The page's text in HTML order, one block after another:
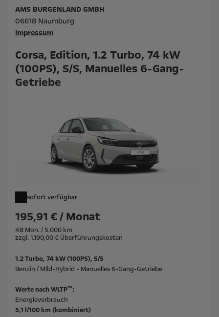
Corsa, Edition, 1.2 Turbo, 74 kW
(100PS), S/S, Manuelles 6-Gang-
Getriebe
sofort verfügbar
195,91 € / Monat
48 Mon. / 5.000 km
zzgl. 1.190,00 € Überführungskosten
AMS BURGENLAND GMBH
06618 Naumburg
Impressum
1.2 Turbo, 74 kW (100PS), S/S
Benzin / Mild-Hybrid - Manuelles 6-Gang-Getriebe
Werte nach WLTP**:
Energieverbrauch
5,1 l/100 km (kombiniert)